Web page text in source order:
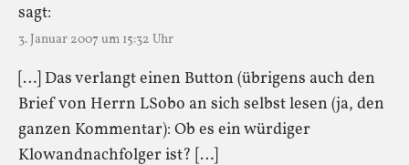
sagt:
3. Januar 2007 um 15:32 Uhr
[…] Das verlangt einen Button (übrigens auch den
Brief von Herrn LSobo an sich selbst lesen (ja, den
ganzen Kommentar): Ob es ein würdiger
Klowandnachfolger ist? […]